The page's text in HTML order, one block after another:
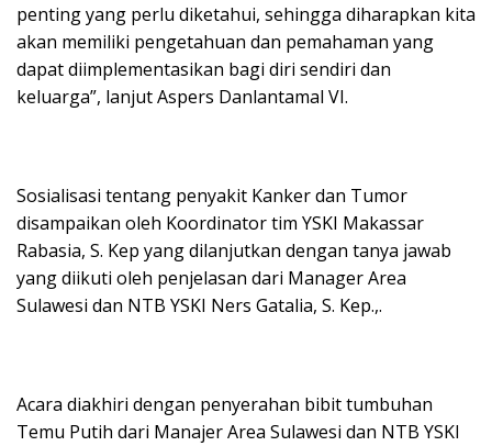
penting yang perlu diketahui, sehingga diharapkan kita
akan memiliki pengetahuan dan pemahaman yang
dapat diimplementasikan bagi diri sendiri dan
keluarga”, lanjut Aspers Danlantamal VI.
Sosialisasi tentang penyakit Kanker dan Tumor
disampaikan oleh Koordinator tim YSKI Makassar
Rabasia, S. Kep yang dilanjutkan dengan tanya jawab
yang diikuti oleh penjelasan dari Manager Area
Sulawesi dan NTB YSKI Ners Gatalia, S. Kep.,.
Acara diakhiri dengan penyerahan bibit tumbuhan
Temu Putih dari Manajer Area Sulawesi dan NTB YSKI